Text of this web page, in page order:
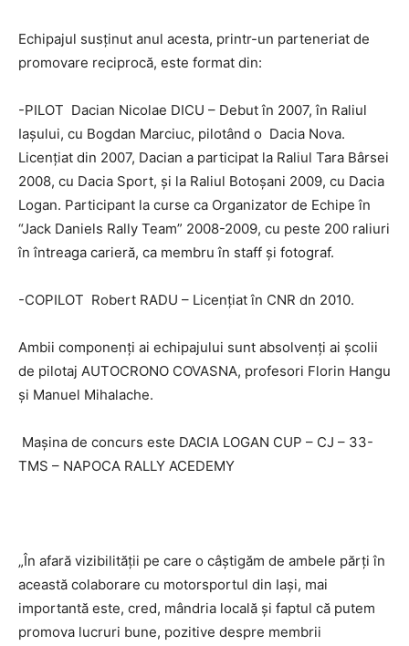
Echipajul susţinut anul acesta, printr-un parteneriat de
promovare reciprocă, este format din:
-PILOT Dacian Nicolae DICU – Debut în 2007, în Raliul
Iaşului, cu Bogdan Marciuc, pilotând o Dacia Nova.
Licenţiat din 2007, Dacian a participat la Raliul Tara Bârsei
2008, cu Dacia Sport, şi la Raliul Botoşani 2009, cu Dacia
Logan. Participant la curse ca Organizator de Echipe în
“Jack Daniels Rally Team” 2008-2009, cu peste 200 raliuri
în întreaga carieră, ca membru în staff şi fotograf.
-COPILOT Robert RADU – Licenţiat în CNR dn 2010.
Ambii componenţi ai echipajului sunt absolvenţi ai şcolii
de pilotaj AUTOCRONO COVASNA, profesori Florin Hangu
şi Manuel Mihalache.
Maşina de concurs este DACIA LOGAN CUP – CJ – 33-
TMS – NAPOCA RALLY ACEDEMY
„În afară vizibilităţii pe care o câştigăm de ambele părţi în
această colaborare cu motorsportul din Iaşi, mai
importantă este, cred, mândria locală şi faptul că putem
promova lucruri bune, pozitive despre membrii